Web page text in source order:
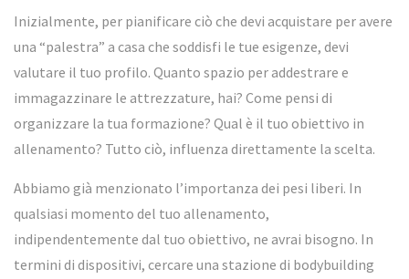
Inizialmente, per pianificare ciò che devi acquistare per avere
una “palestra” a casa che soddisfi le tue esigenze, devi
valutare il tuo profilo. Quanto spazio per addestrare e
immagazzinare le attrezzature, hai? Come pensi di
organizzare la tua formazione? Qual è il tuo obiettivo in
allenamento? Tutto ciò, influenza direttamente la scelta.
Abbiamo già menzionato l’importanza dei pesi liberi. In
qualsiasi momento del tuo allenamento,
indipendentemente dal tuo obiettivo, ne avrai bisogno. In
termini di dispositivi, cercare una stazione di bodybuilding